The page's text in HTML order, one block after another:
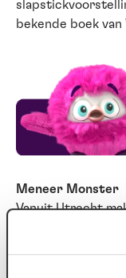
bekende boek
Meneer Monster
Vanuit Utrecht
fysiek
graag theater vol